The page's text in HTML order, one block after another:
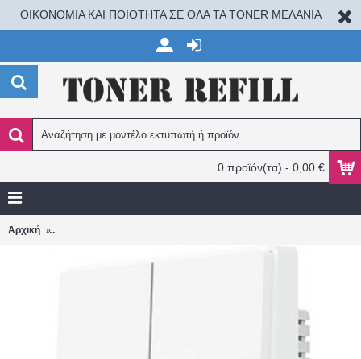
ΟΙΚΟΝΟΜΙΑ ΚΑΙ ΠΟΙΟΤΗΤΑ ΣΕ ΟΛΑ ΤΑ TONER ΜΕΛΑΝΙΑ
0 προϊόν(τα) - 0,00 €
Αρχική